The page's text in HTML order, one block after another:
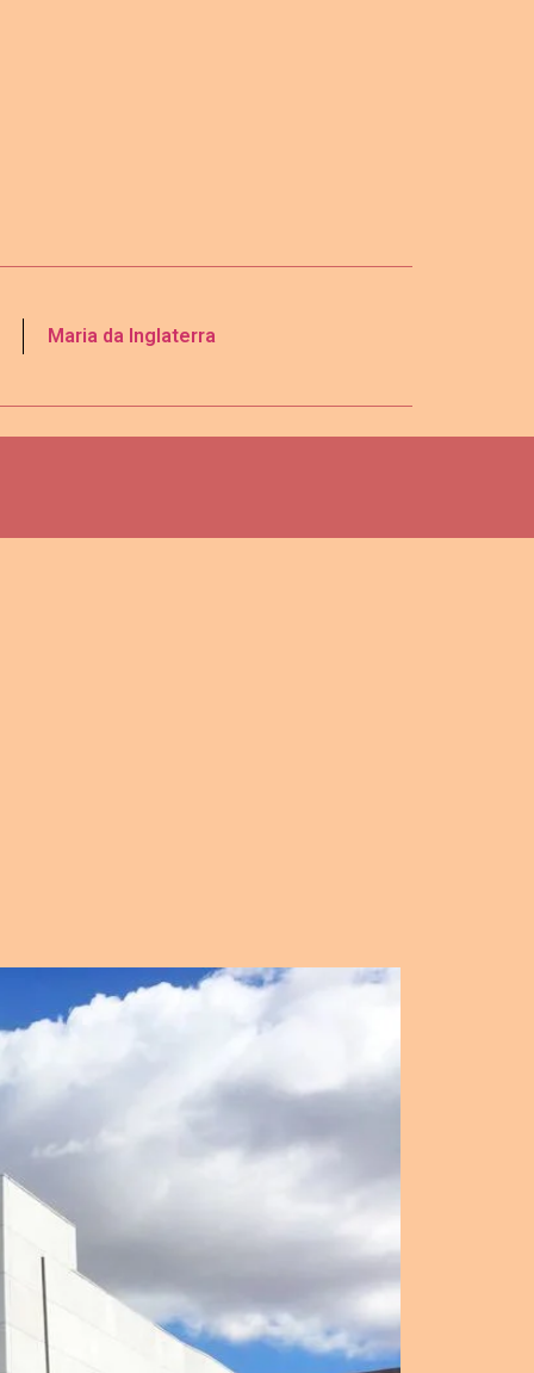
Maria da Inglaterra